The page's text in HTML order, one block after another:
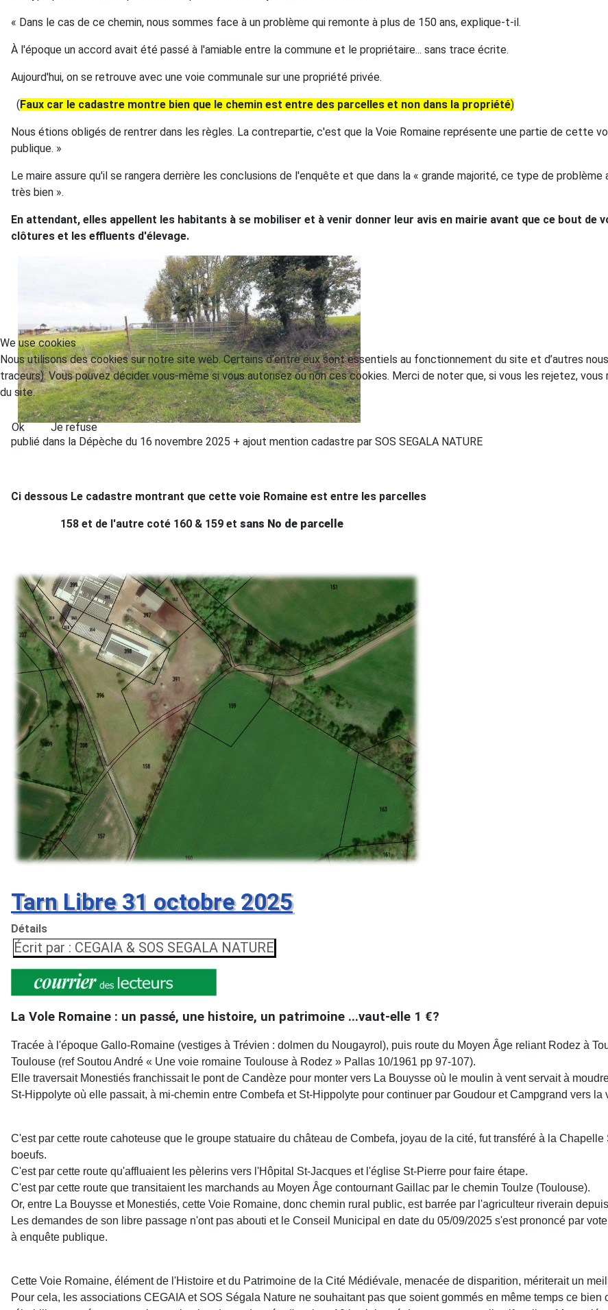
« Dans le cas de ce chemin, nous sommes face à un problème qui remonte à plus de 150 ans, explique-t-il.
À l'époque un accord avait été passé à l'amiable entre la commune et le propriétaire... sans trace écrite.
Aujourd'hui, on se retrouve avec une voie communale sur une propriété privée.
(Faux car le cadastre montre bien que le chemin est entre des parcelles et non dans la propriété)
Nous étions obligés de rentrer dans les règles. La contrepartie, c'est que la Voie Romaine représente une partie de cette
publique. »
Le maire assure qu'il se rangera derrière les conclusions de l'enquête et que dans la « grande majorité, ce type de
très bien ».
En attendant, elles appellent les habitants à se mobiliser et à venir donner leur avis en mairie avant que ce bout de
clôtures et les effluents d'élevage.
publié dans la Dépèche du 16 novembre 2025 + ajout mention cadastre par SOS SEGALA NATURE
Ci dessous Le cadastre montrant que cette voie Romaine est entre les parcelles
158 et de l'autre coté 160 & 159 et sans No de parcelle
Tarn Libre 31 octobre 2025
Détails
Écrit par : CEGAIA & SOS SEGALA NATURE
La Vole Romaine : un passé, une histoire, un patrimoine ...vaut-elle 1 €?
Tracée à l'époque Gallo-Romaine (vestiges à Trévien : dolmen du Nougayrol), puis route du Moyen Âge reliant Rodez à
Toulouse (ref Soutou André « Une voie romaine Toulouse à Rodez » Pallas 10/1961 pp 97-107).
Elle traversait Monestiés franchissait le pont de Candèze pour monter vers La Bouysse où le moulin à vent servait à
St-Hippolyte où elle passait, à mi-chemin entre Combefa et St-Hippolyte pour continuer par Goudour et Campgrand vers la
C'est par cette route cahoteuse que le groupe statuaire du château de Combefa, joyau de la cité, fut transféré à la
boeufs.
C'est par cette route qu'affluaient les pèlerins vers l'Hôpital St-Jacques et l'église St-Pierre pour faire étape.
C'est par cette route que transitaient les marchands au Moyen Âge contournant Gaillac par le chemin Toulze (Toulouse).
Or, entre La Bouysse et Monestiés, cette Voie Romaine, donc chemin rural public, est barrée par l'agriculteur riverain
Les demandes de son libre passage n'ont pas abouti et le Conseil Municipal en date du 05/09/2025 s'est prononcé par
à enquête publique.
Cette Voie Romaine, élément de l'Histoire et du Patrimoine de la Cité Médiévale, menacée de disparition, mériterait un
Pour cela, les associations CEGAIA et SOS Ségala Nature ne souhaitant pas que soient gommés en même temps ce
We use cookies
Nous utilisons des cookies sur notre site web. Certains d’entre eux sont essentiels au fonctionnement du site et d’autres
traceurs). Vous pouvez décider vous-même si vous autorisez ou non ces cookies. Merci de noter que, si vous les rejetez,
du site.
Ok Je refuse